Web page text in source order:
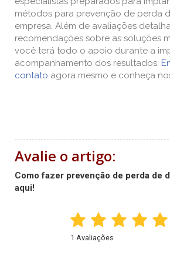
métodos para prevenção de perda
empresa. Além de avaliações
recomendações sobre as soluções
você terá todo o apoio durante a
acompanhamento dos resultados.
contato agora mesmo e conheça
Avalie o artigo:
Como fazer prevenção de perda de
aqui!
1 Avaliações